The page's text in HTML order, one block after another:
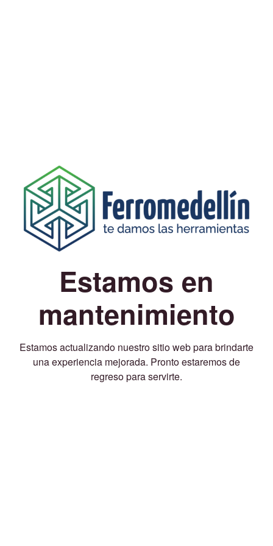
Estamos en
mantenimiento
Estamos actualizando nuestro sitio web para brindarte
una experiencia mejorada. Pronto estaremos de
regreso para servirte.